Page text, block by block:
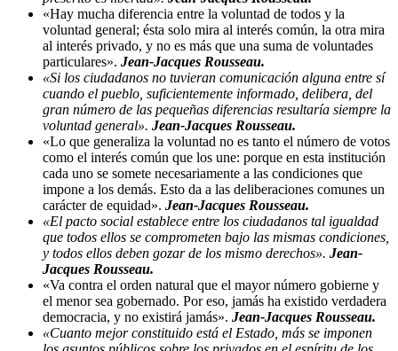
«Hay mucha diferencia entre la voluntad de todos y la
voluntad general; ésta solo mira al interés común, la otra mira
al interés privado, y no es más que una suma de voluntades
particulares». Jean-Jacques Rousseau.
«Si los ciudadanos no tuvieran comunicación alguna entre sí
cuando el pueblo, suficientemente informado, delibera, del
gran número de las pequeñas diferencias resultaría siempre la
voluntad general». Jean-Jacques Rousseau.
«Lo que generaliza la voluntad no es tanto el número de votos
como el interés común que los une: porque en esta institución
cada uno se somete necesariamente a las condiciones que
impone a los demás. Esto da a las deliberaciones comunes un
carácter de equidad». Jean-Jacques Rousseau.
«El pacto social establece entre los ciudadanos tal igualdad
que todos ellos se comprometen bajo las mismas condiciones,
y todos ellos deben gozar de los mismo derechos». Jean-
Jacques Rousseau.
«Va contra el orden natural que el mayor número gobierne y
el menor sea gobernado. Por eso, jamás ha existido verdadera
democracia, y no existirá jamás». Jean-Jacques Rousseau.
«Cuanto mejor constituido está el Estado, más se imponen